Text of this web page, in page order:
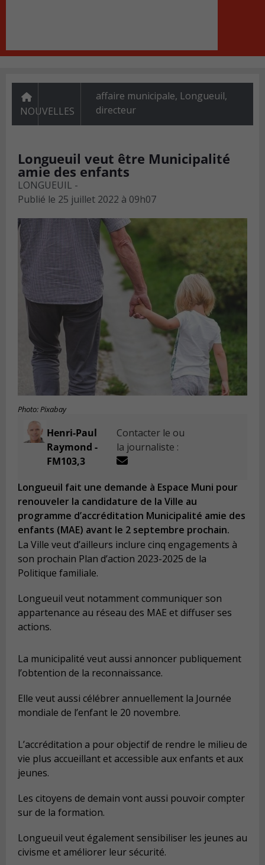
NOUVELLES
affaire municipale, Longueuil,
directeur
Longueuil veut être Municipalité
amie des enfants
LONGUEUIL -
Publié le 25 juillet 2022 à 09h07
Photo: Pixabay
Henri-Paul
Raymond -
FM103,3
Contacter le ou
la journaliste :
Longueuil fait une demande à Espace Muni pour
renouveler la candidature de la Ville au
programme d’accréditation Municipalité amie des
enfants (MAE) avant le 2 septembre prochain.
La Ville veut d’ailleurs inclure cinq engagements à
son prochain Plan d’action 2023-2025 de la
Politique familiale.
Longueuil veut notamment communiquer son
appartenance au réseau des MAE et diffuser ses
actions.
La municipalité veut aussi annoncer publiquement
l’obtention de la reconnaissance.
Elle veut aussi célébrer annuellement la Journée
mondiale de l’enfant le 20 novembre.
L’accréditation a pour objectif de rendre le milieu de
vie plus accueillant et accessible aux enfants et aux
jeunes.
Les citoyens de demain vont aussi pouvoir compter
sur de la formation.
Longueuil veut également sensibiliser les jeunes au
civisme et améliorer leur sécurité.